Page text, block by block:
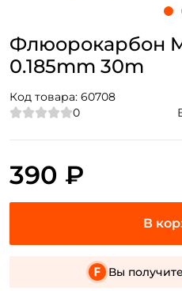
Флюорокарбон
0.185mm 30m
Код товара: 60708
0
390 ₽
Вы